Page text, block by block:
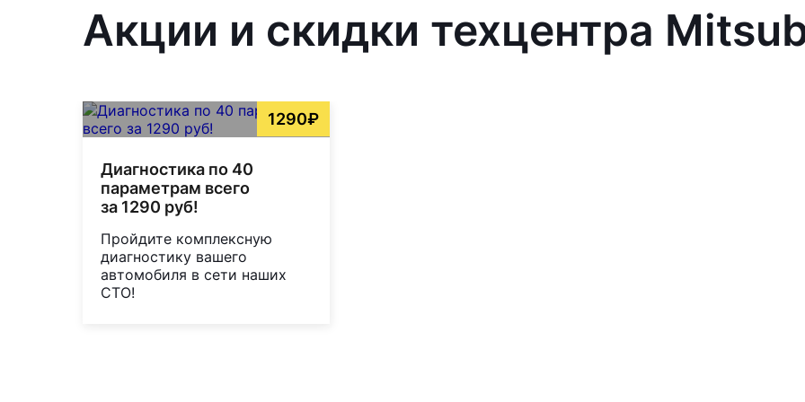
Акции и скидки техцентра
1290₽
Диагностика по 40
параметрам всего
за 1290 руб!
Пройдите комплексную
диагностику вашего
автомобиля в сети наших
СТО!